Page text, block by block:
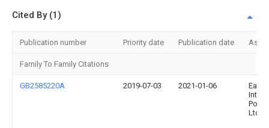
Cited By (1)
Publication number Priority date Publication date
Family To Family Citations
GB2585220A 2019-07-03 2021-01-06
Eaton
Ltd